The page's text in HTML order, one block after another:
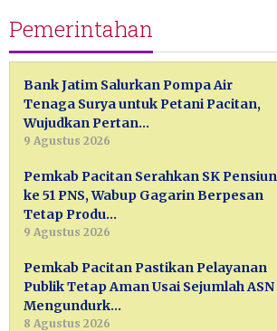
Pemerintahan
Bank Jatim Salurkan Pompa Air
Tenaga Surya untuk Petani Pacitan,
Wujudkan Pertan…
9 Agustus 2026
Pemkab Pacitan Serahkan SK Pensiun
ke 51 PNS, Wabup Gagarin Berpesan
Tetap Produ…
9 Agustus 2026
Pemkab Pacitan Pastikan Pelayanan
Publik Tetap Aman Usai Sejumlah ASN
Mengundurk…
8 Agustus 2026